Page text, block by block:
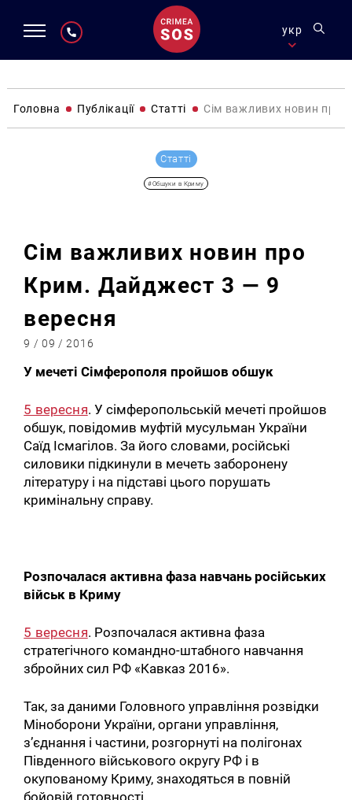
укр
Головна Публікації Статті Сім важливих новин про
Статті
#Обшуки в Криму
Сім важливих новин про
Крим. Дайджест 3 — 9
вересня
9 / 09 / 2016
У мечеті Сімферополя пройшов обшук
5 вересня. У сімферопольській мечеті пройшов
обшук, повідомив муфтій мусульман України
Саїд Ісмагілов. За його словами, російські
силовики підкинули в мечеть заборонену
літературу і на підставі цього порушать
кримінальну справу.
Розпочалася активна фаза навчань російських
військ в Криму
5 вересня. Розпочалася активна фаза
стратегічного командно-штабного навчання
збройних сил РФ «Кавказ 2016».
Так, за даними Головного управління розвідки
Міноборони України, органи управління,
з’єднання і частини, розгорнуті на полігонах
Південного військового округу РФ і в
окупованому Криму, знаходяться в повній
бойовій готовності.